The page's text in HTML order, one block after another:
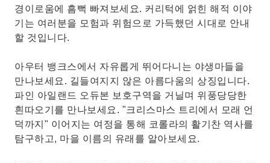
경이로움에 흠뻑 빠져보세요. 커리턱에 얽힌 해적 이야
기는 여러분을 모험과 위험으로 가득했던 시대로 안내
할 것입니다.
아우터 뱅크스에서 자유롭게 뛰어다니는 야생마들을
만나보세요. 길들여지지 않은 아름다움의 상징입니다.
파인 아일랜드 오듀본 보호구역을 거닐며 위풍당당한
흰따오기를 만나보세요. "크리스마스 트리에서 모래 언
덕까지" 이어지는 여정을 통해 코롤라의 활기찬 역사를
탐구하고, 마을 이름의 유래를 알아보세요.